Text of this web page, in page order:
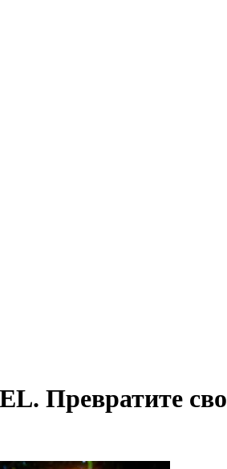
Превратите